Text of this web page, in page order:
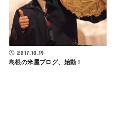
2017.10.19
島根の米屋ブログ、始動！